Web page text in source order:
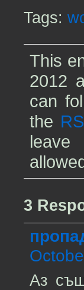
Tags:
This
2012
can
the
leave
3
Аз